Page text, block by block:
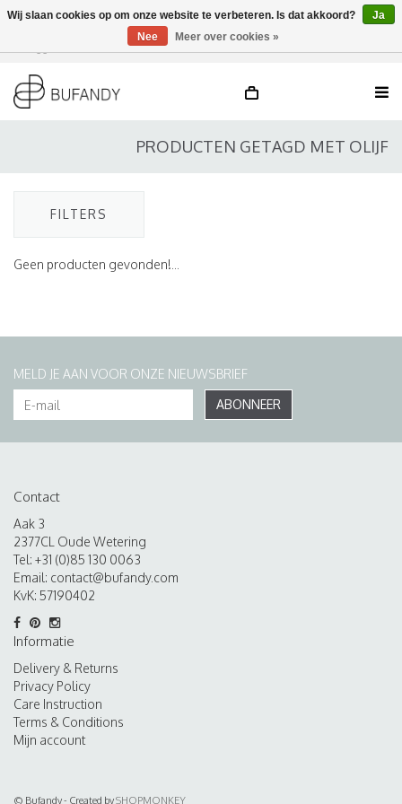
DE / EN
PRODUCTEN GETAGD MET OLIJF
FILTERS
Geen producten gevonden!...
MELD JE AAN VOOR ONZE NIEUWSBRIEF
ABONNEER
Contact
Aak 3
2377CL Oude Wetering
Tel: +31 (0)85 130 0063
Email: contact@bufandy.com
KvK: 57190402
Informatie
Delivery & Returns
Privacy Policy
Care Instruction
Terms & Conditions
Mijn account
© Bufandy - Created bySHOPMONKEY
Wij slaan cookies op om onze website te verbeteren. Is dat akkoord?
Ja
Nee
Meer over cookies »